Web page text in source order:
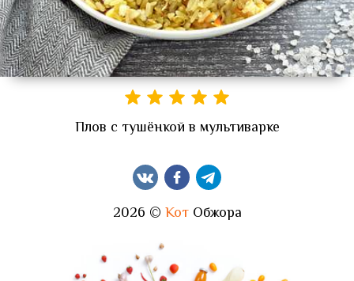
Плов с тушёнкой в мультиварке
2026 © КотОбжора